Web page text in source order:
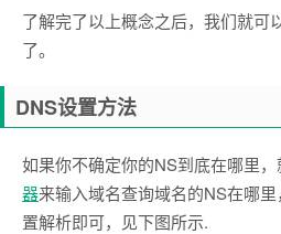
了解完了以上概念之后，我们就可
了。
DNS设置方法
如果你不确定你的NS到底在哪里
器来输入域名查询域名的NS在哪
置解析即可，见下图所示.